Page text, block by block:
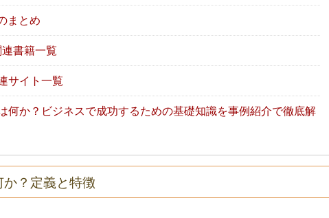
まとめ
書籍一覧
サイト一覧
何か？ビジネスで成功するための基礎知識を事例紹介で徹底解
？定義と特徴